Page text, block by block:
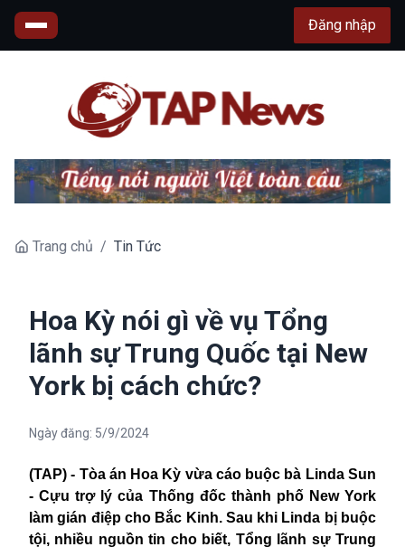
Đăng nhập
Trang chủ / Tin Tức
Hoa Kỳ nói gì về vụ Tổng
lãnh sự Trung Quốc tại New
York bị cách chức?
Ngày đăng: 5/9/2024
(TAP) - Tòa án Hoa Kỳ vừa cáo buộc bà Linda Sun
- Cựu trợ lý của Thống đốc thành phố New York
làm gián điệp cho Bắc Kinh. Sau khi Linda bị buộc
tội, nhiều nguồn tin cho biết, Tổng lãnh sự Trung